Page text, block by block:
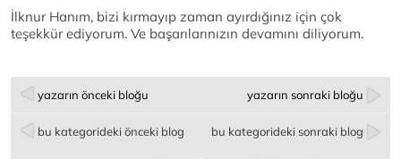
İlknur Hanım, bizi kırmayıp zaman ayırdığınız için çok
teşekkür ediyorum. Ve başarılarınızın devamını diliyorum.
yazarın önceki bloğu yazarın sonraki bloğu
bu kategorideki önceki blog bu kategorideki sonraki blog